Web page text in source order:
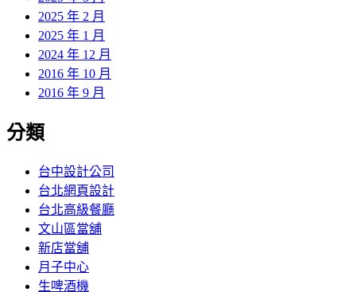
2025 年 2 月
2025 年 1 月
2024 年 12 月
2016 年 10 月
2016 年 9 月
分類
台中設計公司
台北網頁設計
台北高級餐廳
文山區當舖
新店當舖
月子中心
生啤酒機